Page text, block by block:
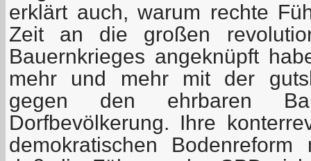
erklärt auch, warum rechte
Zeit an die großen
Bauernkrieges angeknüpft
mehr und mehr mit der
gegen den ehrbaren
Dorfbevölkerung. Ihre
demokratischen